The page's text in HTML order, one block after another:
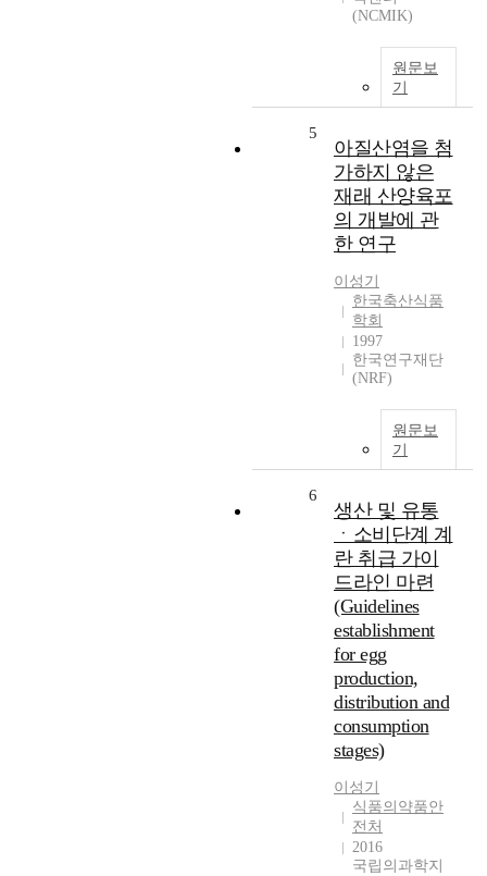
(NCMIK)
원문보
기
5
아질산염을 첨
가하지 않은
재래 산양육포
의 개발에 관
한 연구
이성기
한국축산식품
학회
1997
한국연구재단
(NRF)
원문보
기
6
생산 및 유통
ㆍ소비단계 계
란 취급 가이
드라인 마련
(Guidelines
establishment
for egg
production,
distribution and
consumption
stages)
이성기
식품의약품안
전처
2016
국립의과학지